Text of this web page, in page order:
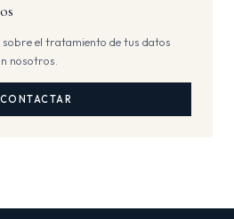
el tratamiento de tus datos
nosotros.
CONTACTAR